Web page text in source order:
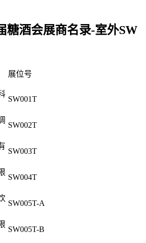
糖酒会展商名录-室外SW
展位号
SW001T
SW002T
SW003T
SW004T
SW005T-A
SW005T-B